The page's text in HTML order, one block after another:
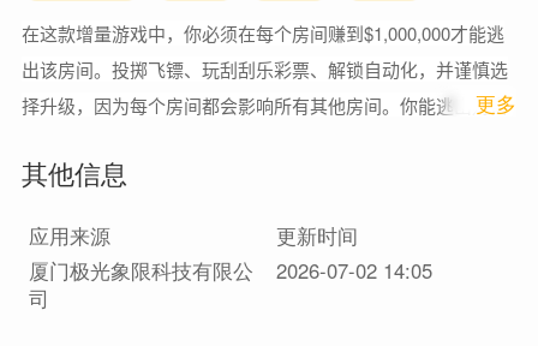
在这款增量游戏中，你必须在每个房间赚到$1,000,000才能逃
出该房间。投掷飞镖、玩刮刮乐彩票、解锁自动化，并谨慎选
择升级，因为每个房间都会影响所有其他房间。你能逃出财富
1 更多
其他信息
应用来源
更新时间
厦门极光象限科技有限公
司
2026-07-02 14:05